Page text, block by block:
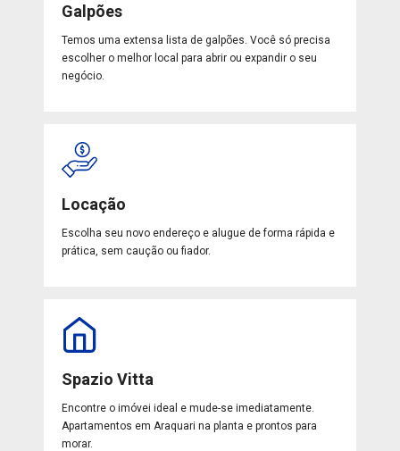
Galpões
Temos uma extensa lista de galpões. Você só precisa
escolher o melhor local para abrir ou expandir o seu
negócio.
Locação
Escolha seu novo endereço e alugue de forma rápida e
prática, sem caução ou fiador.
Spazio Vitta
Encontre o imóvei ideal e mude-se imediatamente.
Apartamentos em Araquari na planta e prontos para
morar.